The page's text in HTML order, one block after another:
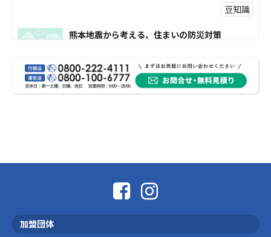
豆知識
熊本地震から考える、住まいの防災対策
受けられた皆様に、心よりお見舞い申し上げま
す。 今回の地震 …
社長コラム
加盟団体